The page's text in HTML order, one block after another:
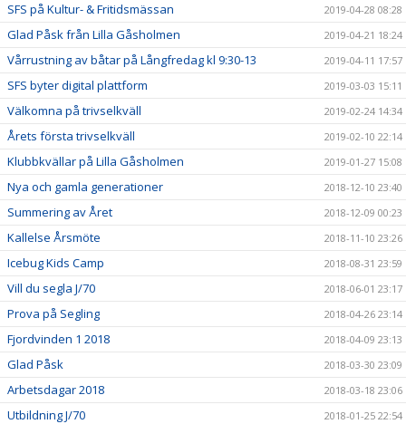
SFS på Kultur- & Fritidsmässan 2019-04-28 08:28
Glad Påsk från Lilla Gåsholmen 2019-04-21 18:24
Vårrustning av båtar på Långfredag kl 9:30-13 2019-04-11 17:57
SFS byter digital plattform 2019-03-03 15:11
Välkomna på trivselkväll 2019-02-24 14:34
Årets första trivselkväll 2019-02-10 22:14
Klubbkvällar på Lilla Gåsholmen 2019-01-27 15:08
Nya och gamla generationer 2018-12-10 23:40
Summering av Året 2018-12-09 00:23
Kallelse Årsmöte 2018-11-10 23:26
Icebug Kids Camp 2018-08-31 23:59
Vill du segla J/70 2018-06-01 23:17
Prova på Segling 2018-04-26 23:14
Fjordvinden 1 2018 2018-04-09 23:13
Glad Påsk 2018-03-30 23:09
Arbetsdagar 2018 2018-03-18 23:06
Utbildning J/70 2018-01-25 22:54